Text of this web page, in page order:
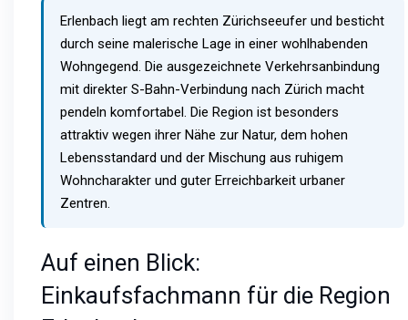
Erlenbach liegt am rechten Zürichseeufer und besticht
durch seine malerische Lage in einer wohlhabenden
Wohngegend. Die ausgezeichnete Verkehrsanbindung
mit direkter S-Bahn-Verbindung nach Zürich macht
pendeln komfortabel. Die Region ist besonders
attraktiv wegen ihrer Nähe zur Natur, dem hohen
Lebensstandard und der Mischung aus ruhigem
Wohncharakter und guter Erreichbarkeit urbaner
Zentren.
Auf einen Blick:
Einkaufsfachmann für die Region